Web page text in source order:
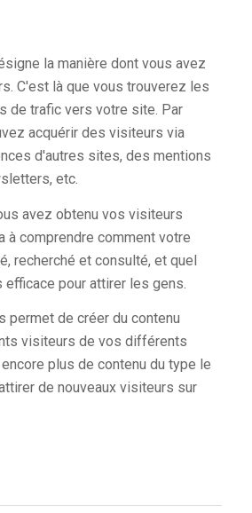
la manière dont vous avez
C'est là que vous trouverez les
de trafic vers votre site. Par
acquérir des visiteurs via
d'autres sites, des mentions
etc.
avez obtenu vos visiteurs
à comprendre comment votre
recherché et consulté, et quel
pour attirer les gens.
permet de créer du contenu
visiteurs de vos différents
plus de contenu du type le
de nouveaux visiteurs sur